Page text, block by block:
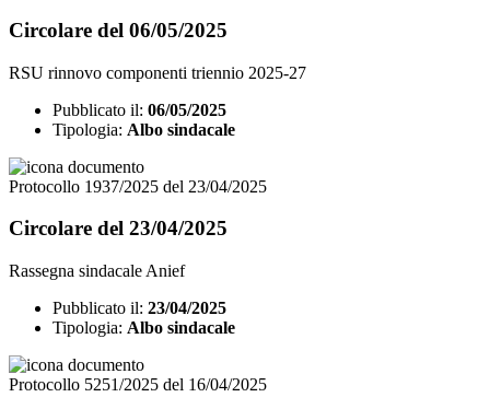
Circolare del 06/05/2025
RSU rinnovo componenti triennio 2025-27
Pubblicato il: 06/05/2025
Tipologia: Albo sindacale
Protocollo 1937/2025 del 23/04/2025
Circolare del 23/04/2025
Rassegna sindacale Anief
Pubblicato il: 23/04/2025
Tipologia: Albo sindacale
Protocollo 5251/2025 del 16/04/2025